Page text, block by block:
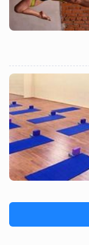
Назад